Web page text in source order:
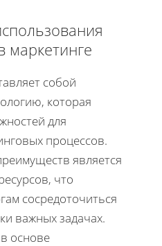
маркетинге
собой
которая
для
процессов.
является
что
сосредоточиться
важных задачах.
основе